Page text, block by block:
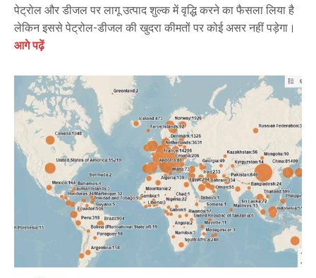
पेट्रोल और डीजल पर लागू उत्पाद शुल्क में वृद्धि करने का फैसला लिया है
लेकिन इससे पेट्रोल-डीजल की खुदरा कीमतों पर कोई असर नहीं पड़ेगा।
आगे पढ़ें